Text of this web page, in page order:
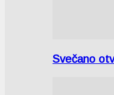
Svečano